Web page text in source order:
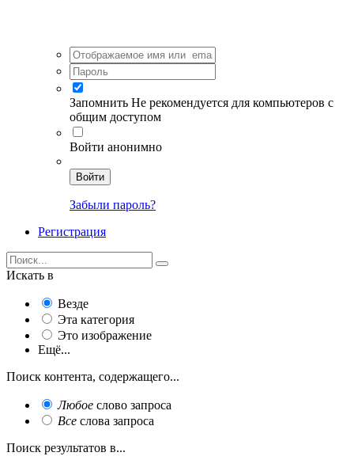
Запомнить Не рекомендуется для компьютеров с
общим доступом
Войти анонимно
Войти
Забыли пароль?
Регистрация
Искать в
Везде
Эта категория
Это изображение
Ещё...
Поиск контента, содержащего...
Любое слово запроса
Все слова запроса
Поиск результатов в...